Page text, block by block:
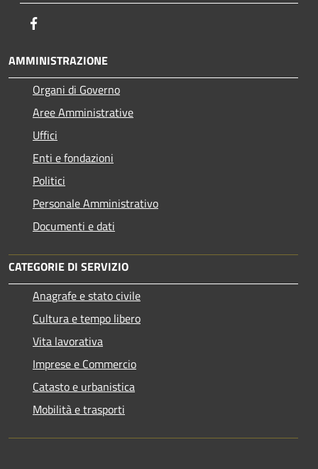
AMMINISTRAZIONE
Organi di Governo
Aree Amministrative
Uffici
Enti e fondazioni
Politici
Personale Amministrativo
Documenti e dati
CATEGORIE DI SERVIZIO
Anagrafe e stato civile
Cultura e tempo libero
Vita lavorativa
Imprese e Commercio
Catasto e urbanistica
Mobilità e trasporti